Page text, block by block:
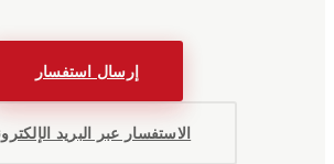
إرسال استفسار
الاستفسار عبر البريد